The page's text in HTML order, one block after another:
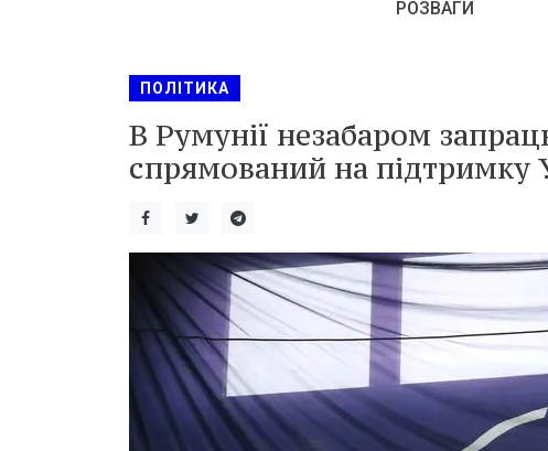
РОЗВАГИ
ПОЛІТИКА
В Румунії незабаром
спрямований на підтримку